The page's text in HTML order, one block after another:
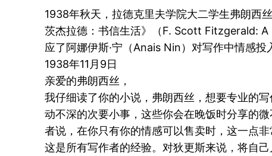
1938年秋天，拉德克里夫学院大二学生弗朗西
茨杰拉德：书信生活》（F. Scott Fitzgerald:
应了阿娜伊斯·宁（Anais Nin）对写作中情感
1938年11月9日
亲爱的弗朗西丝，
我仔细读了你的小说，弗朗西丝，想要专业的
动不深的次要小事，这些你会在晚饭时分享的
者说，在你只有你的情感可以售卖时，这一点非
这是所有写作者的经验。对狄更斯来说，将自